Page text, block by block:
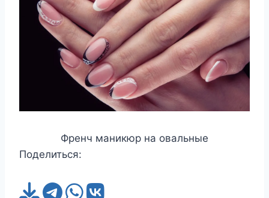
Френч маникюр на овальные
Поделиться: